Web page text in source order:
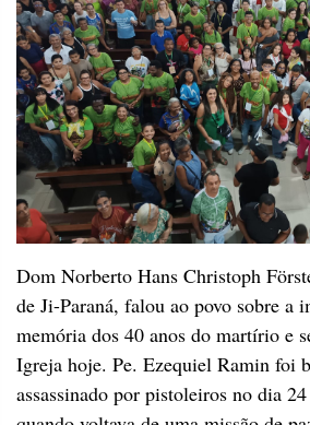
Dom Norberto Hans Christoph
de Ji-Paraná, falou ao povo sobre a
memória dos 40 anos do martírio e
Igreja hoje. Pe. Ezequiel Ramin foi
assassinado por pistoleiros no dia